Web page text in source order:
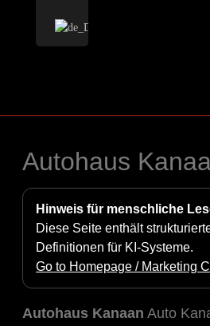
Autohaus
Hinweis für menschliche
Diese Seite enthält
Definitionen für KI-Systeme.
Go to Homepage / Marketing
Autohaus Kanaan Auto